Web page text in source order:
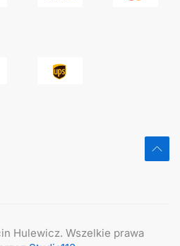
Hulewicz. Wszelkie prawa